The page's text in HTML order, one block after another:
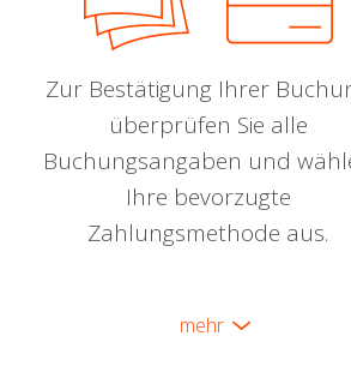
Zur Bestätigung Ihrer
überprüfen Sie alle
Buchungsangaben und
Ihre bevorzugte
Zahlungsmethode aus.
mehr